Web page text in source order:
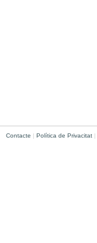
Contacte | Política de Privacitat |